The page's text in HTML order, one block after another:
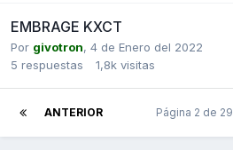
EMBRAGE KXCT
Por givotron, 4 de Enero del 2022
5 respuestas 1,8k visitas
ANTERIOR Página 2 de 29